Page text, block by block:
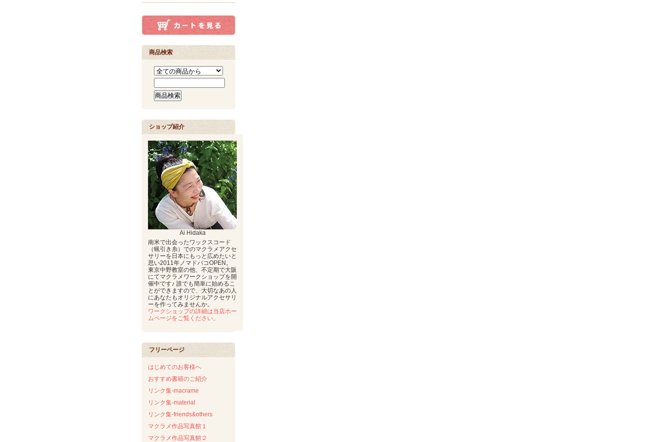
商品検索
ショップ紹介
Ai Hidaka
南米で出会ったワックスコード
（蝋引き糸）でのマクラメアクセ
サリーを日本にもっと広めたいと
思い2011年ノマドバコOPEN。
東京中野教室の他、不定期で大阪
にてマクラメワークショップを開
催中です♪ 誰でも簡単に始めるこ
とができますので、大切なあの人
にあなたもオリジナルアクセサリ
ーを作ってみませんか。
ワークショップの詳細は当店ホー
ムページをご覧ください。
フリーページ
はじめてのお客様へ
おすすめ書籍のご紹介
リンク集-macrame
リンク集-material
リンク集-friends&others
マクラメ作品写真館１
マクラメ作品写真館２